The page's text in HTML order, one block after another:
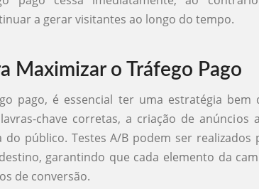
a gerar visitantes ao longo do tempo.
Maximizar o Tráfego Pago
pago, é essencial ter uma estratégia bem
chave corretas, a criação de anúncios
do público. Testes A/B podem ser realizados
garantindo que cada elemento da
de conversão.